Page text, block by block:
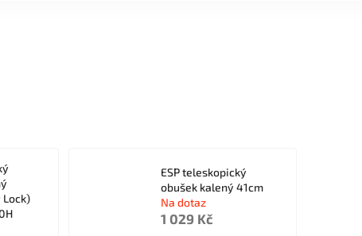
ESP teleskopický
obušek kalený 41cm
Na dotaz
1 029 Kč